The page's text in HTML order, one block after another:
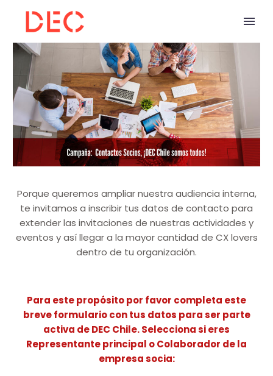
Porque queremos ampliar nuestra audiencia interna,
te invitamos a inscribir tus datos de contacto para
extender las invitaciones de nuestras actividades y
eventos y así llegar a la mayor cantidad de CX lovers
dentro de tu organización.
Para este propósito por favor completa este
breve formulario con tus datos para ser parte
activa de DEC Chile. Selecciona si eres
Representante principal o Colaborador de la
empresa socia: